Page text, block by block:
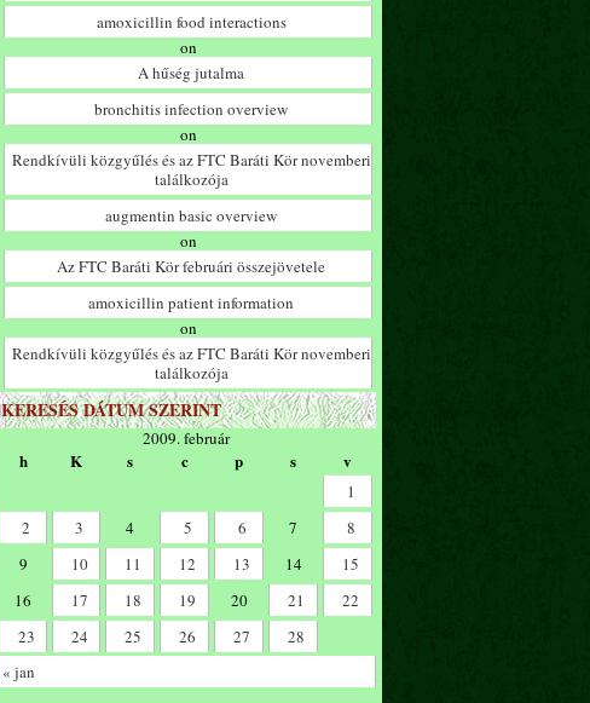
amoxicillin food interactions
on
A hűség jutalma
bronchitis infection overview
on
Rendkívüli közgyűlés és az FTC Baráti Kör novemberi
találkozója
augmentin basic overview
on
Az FTC Baráti Kör februári összejövetele
amoxicillin patient information
on
Rendkívüli közgyűlés és az FTC Baráti Kör novemberi
találkozója
KERESÉS DÁTUM SZERINT
2009. február
h K s c p s v
1
2
3 4 5 6 7
8
9
10 11 12 13 14
15
16
17 18 19 20 21
22
23
24 25 26 27
28
« jan